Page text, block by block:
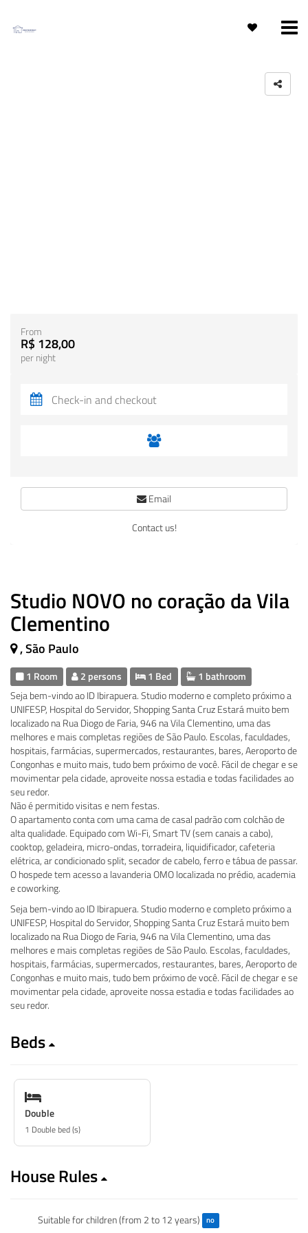
Studio NOVO no coração da Vila
Clementino
, São Paulo
1 Room 2 persons 1 Bed 1 bathroom
Seja bem-vindo ao ID Ibirapuera. Studio moderno e completo próximo a
UNIFESP, Hospital do Servidor, Shopping Santa Cruz Estará muito bem
localizado na Rua Diogo de Faria, 946 na Vila Clementino, uma das
melhores e mais completas regiões de São Paulo. Escolas, faculdades,
hospitais, farmácias, supermercados, restaurantes, bares, Aeroporto de
Congonhas e muito mais, tudo bem próximo de você. Fácil de chegar e se
movimentar pela cidade, aproveite nossa estadia e todas facilidades ao
seu redor.
Não é permitido visitas e nem festas.
O apartamento conta com uma cama de casal padrão com colchão de
alta qualidade. Equipado com Wi-Fi, Smart TV (sem canais a cabo),
cooktop, geladeira, micro-ondas, torradeira, liquidificador, cafeteria
elétrica, ar condicionado split, secador de cabelo, ferro e tábua de passar.
O hospede tem acesso a lavanderia OMO localizada no prédio, academia
e coworking.
Seja bem-vindo ao ID Ibirapuera. Studio moderno e completo próximo a
UNIFESP, Hospital do Servidor, Shopping Santa Cruz Estará muito bem
localizado na Rua Diogo de Faria, 946 na Vila Clementino, uma das
melhores e mais completas regiões de São Paulo. Escolas, faculdades,
hospitais, farmácias, supermercados, restaurantes, bares, Aeroporto de
Congonhas e muito mais, tudo bem próximo de você. Fácil de chegar e se
movimentar pela cidade, aproveite nossa estadia e todas facilidades ao
seu redor.
Beds
Double
1 Double bed (s)
House Rules
Suitable for children (from 2 to 12 years) no
From
R$ 128,00
per night
Email
Contact us!